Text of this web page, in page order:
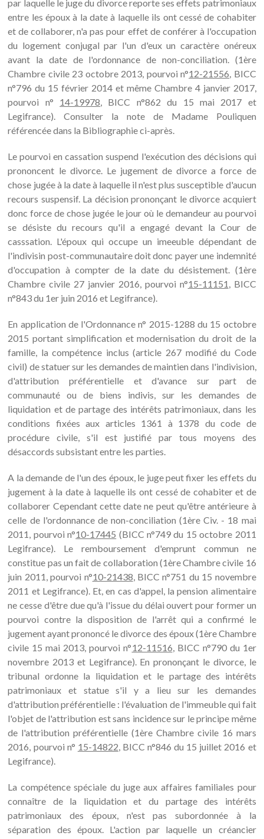
par laquelle le juge du divorce reporte ses effets patrimoniaux
entre les époux à la date à laquelle ils ont cessé de cohabiter
et de collaborer, n'a pas pour effet de conférer à l'occupation
du logement conjugal par l'un d'eux un caractère onéreux
avant la date de l'ordonnance de non-conciliation. (1ère
Chambre civile 23 octobre 2013, pourvoi n°12-21556, BICC
n°796 du 15 février 2014 et même Chambre 4 janvier 2017,
pourvoi n° 14-19978, BICC n°862 du 15 mai 2017 et
Legifrance). Consulter la note de Madame Pouliquen
référencée dans la Bibliographie ci-après.
Le pourvoi en cassation suspend l'exécution des décisions qui
prononcent le divorce. Le jugement de divorce a force de
chose jugée à la date à laquelle il n'est plus susceptible d'aucun
recours suspensif. La décision prononçant le divorce acquiert
donc force de chose jugée le jour où le demandeur au pourvoi
se désiste du recours qu'il a engagé devant la Cour de
casssation. L'époux qui occupe un imeeuble dépendant de
l'indivisin post-communautaire doit donc payer une indemnité
d'occupation à compter de la date du désistement. (1ère
Chambre civile 27 janvier 2016, pourvoi n°15-11151, BICC
n°843 du 1er juin 2016 et Legifrance).
En application de l'Ordonnance n° 2015-1288 du 15 octobre
2015 portant simplification et modernisation du droit de la
famille, la compétence inclus (article 267 modifié du Code
civil) de statuer sur les demandes de maintien dans l'indivision,
d'attribution préférentielle et d'avance sur part de
communauté ou de biens indivis, sur les demandes de
liquidation et de partage des intérêts patrimoniaux, dans les
conditions fixées aux articles 1361 à 1378 du code de
procédure civile, s'il est justifié par tous moyens des
désaccords subsistant entre les parties.
A la demande de l'un des époux, le juge peut fixer les effets du
jugement à la date à laquelle ils ont cessé de cohabiter et de
collaborer Cependant cette date ne peut qu'être antérieure à
celle de l'ordonnance de non-conciliation (1ère Civ. - 18 mai
2011, pourvoi n°10-17445 (BICC n°749 du 15 octobre 2011
Legifrance). Le remboursement d'emprunt commun ne
constitue pas un fait de collaboration (1ère Chambre civile 16
juin 2011, pourvoi n°10-21438, BICC n°751 du 15 novembre
2011 et Legifrance). Et, en cas d'appel, la pension alimentaire
ne cesse d'être due qu'à l'issue du délai ouvert pour former un
pourvoi contre la disposition de l'arrêt qui a confirmé le
jugement ayant prononcé le divorce des époux (1ère Chambre
civile 15 mai 2013, pourvoi n°12-11516, BICC n°790 du 1er
novembre 2013 et Legifrance). En prononçant le divorce, le
tribunal ordonne la liquidation et le partage des intérêts
patrimoniaux et statue s'il y a lieu sur les demandes
d'attribution préférentielle : l'évaluation de l'immeuble qui fait
l'objet de l'attribution est sans incidence sur le principe même
de l'attribution préférentielle (1ère Chambre civile 16 mars
2016, pourvoi n° 15-14822, BICC n°846 du 15 juillet 2016 et
Legifrance).
La compétence spéciale du juge aux affaires familiales pour
connaître de la liquidation et du partage des intérêts
patrimoniaux des époux, n'est pas subordonnée à la
séparation des époux. L'action par laquelle un créancier